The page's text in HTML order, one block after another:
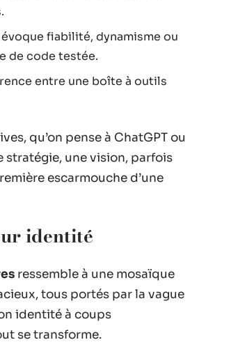
fiabilité, dynamisme ou
de code testée.
entre une boîte à outils
qu’on pense à ChatGPT ou
stratégie, une vision, parfois
escarmouche d’une
identité
ressemble à une mosaïque
tous portés par la vague
identité à coups
se transforme.